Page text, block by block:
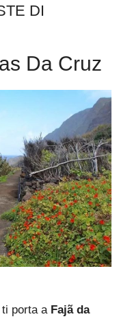
DI
Da Cruz
porta a Fajã da